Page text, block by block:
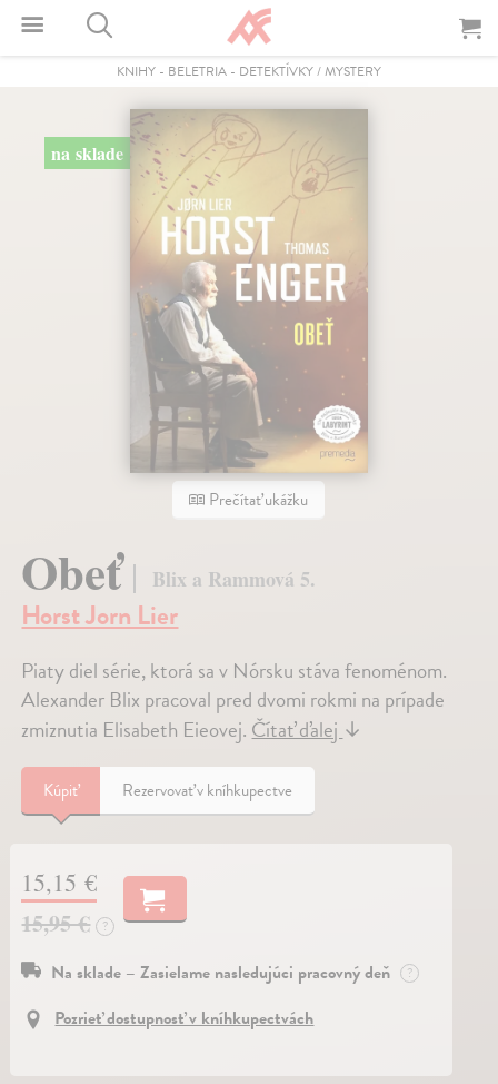
KNIHY - BELETRIA - DETEKTÍVKY / MYSTERY
na sklade
Prečítať ukážku
Obeť Blix a Rammová 5.
Horst Jorn Lier
Piaty diel série, ktorá sa v Nórsku stáva fenoménom.
Alexander Blix pracoval pred dvomi rokmi na prípade
zmiznutia Elisabeth Eieovej.Čítať ďalej↓
Kúpiť Rezervovať v kníhkupectve
15,15 €
15,95 €
?
Na sklade – Zasielame nasledujúci pracovný deň ?
Pozrieť dostupnosť v kníhkupectvách